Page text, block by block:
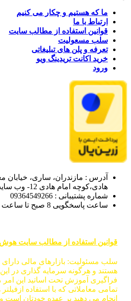
ما که هستیم و چکار می کنیم
ارتباط با ما
قوانین استفاده از مطالب سایت
سلب مسعولیت
تعرفه و پلن های تبلیغاتی
خرید اکانت تریدینگ ویو
ورود
آدرس : مازندران، ساری، خیابان
هادی،کوچه امام هادی 12- وب سایت هوش فعال
شماره پشتیبانی : 09364549266
ساعت پاسخگویی 8 صبح تا ساعت 21
قوانین استفاده از مطالب سایت
سلب مسئولیت: بازارهای مالی
هستند و هرگونه سرمایه گذاری در این
فراگیری آموزش تحت اساتید این
تمامی معاملاتی که با استفاده
انجام می دهید بر عهده خودتان است